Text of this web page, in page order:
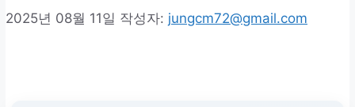
2025년 08월 11일 작성자: jungcm72@gmail.com